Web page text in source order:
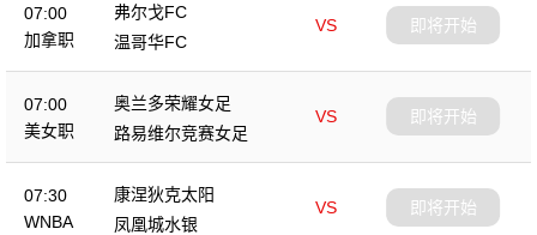
07:00
加拿职
弗尔戈FC
VS
温哥华FC
即将开始
07:00
美女职
奥兰多荣耀女足
VS
路易维尔竞赛女足
即将开始
07:30
WNBA
康涅狄克太阳
VS
凤凰城水银
即将开始